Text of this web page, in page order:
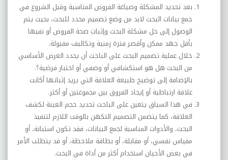
بعد تحديد المشكلة وصياغة الفروض المناسبة وقبل الشروع في
جمع بيانات البحث لابد من وضع تصميم محدد للبحث، بحيث يتم
الوصول إلى حل مشكلة البحث وإثبات صحة الفروض أو نفيها
بأقل جهد ممكن وأقصر فترة زمنية وتكاليف مقبولة.
خلال عملية تصميم البحث على الباحث أن يحدد الغرض الأساسي
من البحث هل هو استكشافي أو وصفي أو اختبار فرضية؟.
بالإضافة إلى توضيح طبيعة العلاقة التي يريد إثباتها أكانت
علاقة ارتباطية أو إيجاد الفروق بين مجموعتين أو أكثر.
في هذا السياق يتعين على الباحث تحديد حجم العينة لكشف
العلاقة، كما يتضمن التصميم التكهن بالوقت اللازم لتنفيذ
البحث، والأدوات المناسبة لجمع البيانات، فقد تكون استبانة، أو
مقياس نفسي، أو مقابلة، أو بطاقة ملاحظة، أو قد يتطلب الأمر
في بعض الأحيان استخدام أكثر من أداة في البحث.